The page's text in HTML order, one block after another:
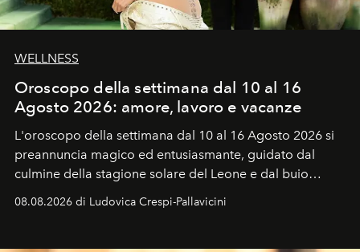
WELLNESS
Oroscopo della settimana dal 10 al 16
Agosto 2026: amore, lavoro e vacanze
L'oroscopo della settimana dal 10 al 16 Agosto 2026 si
preannuncia magico ed entusiasmante, guidato dal
culmine della stagione solare del Leone e dal buio
favorevole della Luna nuova in Leone del 12 agosto,
ideale per la notte delle Perseidi.
08.08.2026 di Ludovica Crespi-Pallavicini